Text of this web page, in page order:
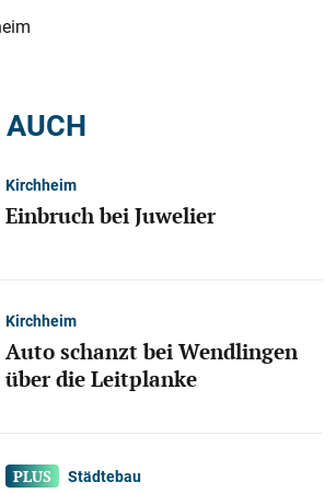
Kirchheim
Einbruch bei Juwelier
Kirchheim
Auto schanzt bei Wendlingen
über die Leitplanke
Städtebau